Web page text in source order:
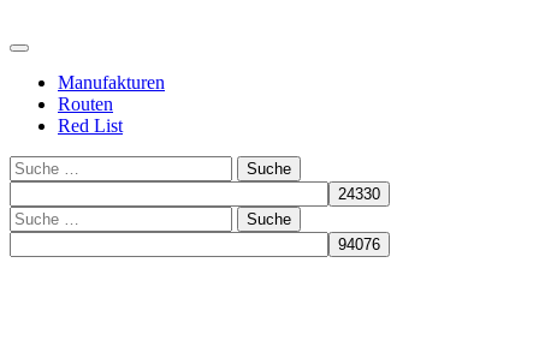
Manufakturen
Routen
Red List
Suche
Suche